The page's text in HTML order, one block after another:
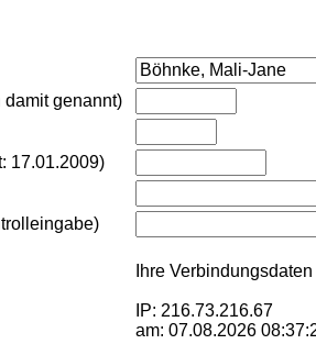
damit genannt)
17.01.2009)
Ihre
IP: 216.73.216.67
am: 07.08.2026